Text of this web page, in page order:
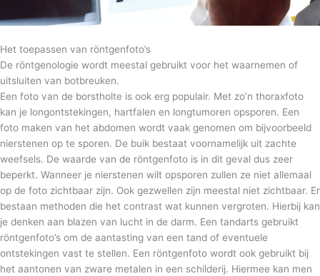
Het toepassen van röntgenfoto’s
De röntgenologie wordt meestal gebruikt voor het waarnemen of
uitsluiten van botbreuken.
Een foto van de borstholte is ook erg populair. Met zo’n thoraxfoto
kan je longontstekingen, hartfalen en longtumoren opsporen. Een
foto maken van het abdomen wordt vaak genomen om bijvoorbeeld
nierstenen op te sporen. De buik bestaat voornamelijk uit zachte
weefsels. De waarde van de röntgenfoto is in dit geval dus zeer
beperkt. Wanneer je nierstenen wilt opsporen zullen ze niet allemaal
op de foto zichtbaar zijn. Ook gezwellen zijn meestal niet zichtbaar. Er
bestaan methoden die het contrast wat kunnen vergroten. Hierbij kan
je denken aan blazen van lucht in de darm. Een tandarts gebruikt
röntgenfoto’s om de aantasting van een tand of eventuele
ontstekingen vast te stellen. Een röntgenfoto wordt ook gebruikt bij
het aantonen van zware metalen in een schilderij. Hiermee kan men